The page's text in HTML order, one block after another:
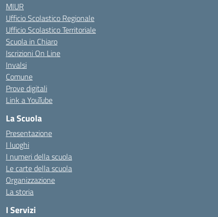
MIUR
Ufficio Scolastico Regionale
Ufficio Scolastico Territoriale
Scuola in Chiaro
Iscrizioni On Line
Invalsi
Comune
Prove digitali
Link a YouTube
La Scuola
Presentazione
I luoghi
I numeri della scuola
Le carte della scuola
Organizzazione
La storia
I Servizi